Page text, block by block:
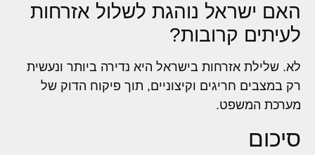
האם ישראל נוהגת לשלול אזרחות
לעיתים קרובות?
לא. שלילת אזרחות בישראל היא נדירה ביותר ונעשית
רק במצבים חריגים וקיצוניים, תוך פיקוח הדוק של
מערכת המשפט.
סיכום